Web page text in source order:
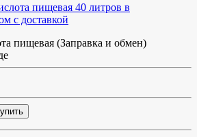
пищевая (Заправка и обмен)